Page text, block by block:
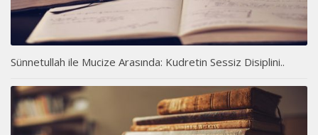
Sünnetullah ile Mucize Arasında: Kudretin Sessiz Disiplini..